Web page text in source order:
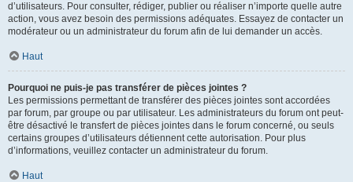
d’utilisateurs. Pour consulter, rédiger, publier ou réaliser n’importe quelle autre
action, vous avez besoin des permissions adéquates. Essayez de contacter un
modérateur ou un administrateur du forum afin de lui demander un accès.
Haut
Pourquoi ne puis-je pas transférer de pièces jointes ?
Les permissions permettant de transférer des pièces jointes sont accordées
par forum, par groupe ou par utilisateur. Les administrateurs du forum ont peut-
être désactivé le transfert de pièces jointes dans le forum concerné, ou seuls
certains groupes d’utilisateurs détiennent cette autorisation. Pour plus
d’informations, veuillez contacter un administrateur du forum.
Haut